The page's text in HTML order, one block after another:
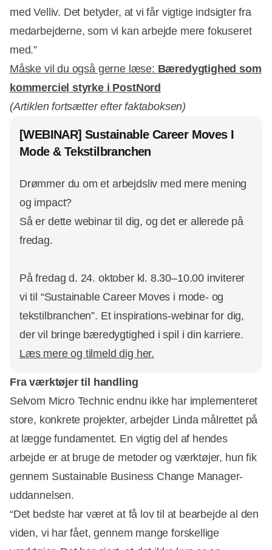
med Velliv. Det betyder, at vi får vigtige indsigter fra
medarbejderne, som vi kan arbejde mere fokuseret
med.”
Måske vil du også gerne læse: Bæredygtighed som
kommerciel styrke i PostNord
(Artiklen fortsætter efter faktaboksen)
[WEBINAR] Sustainable Career Moves I
Mode & Tekstilbranchen
Drømmer du om et arbejdsliv med mere mening
og impact?
Så er dette webinar til dig, og det er allerede på
fredag.
På fredag d. 24. oktober kl. 8.30–10.00 inviterer
vi til “Sustainable Career Moves i mode- og
tekstilbranchen”. Et inspirations-webinar for dig,
der vil bringe bæredygtighed i spil i din karriere.
Læs mere og tilmeld dig her.
Fra værktøjer til handling
Selvom Micro Technic endnu ikke har implementeret
store, konkrete projekter, arbejder Linda målrettet på
at lægge fundamentet. En vigtig del af hendes
arbejde er at bruge de metoder og værktøjer, hun fik
gennem Sustainable Business Change Manager-
uddannelsen.
“Det bedste har været at få lov til at bearbejde al den
viden, vi har fået, gennem mange forskellige